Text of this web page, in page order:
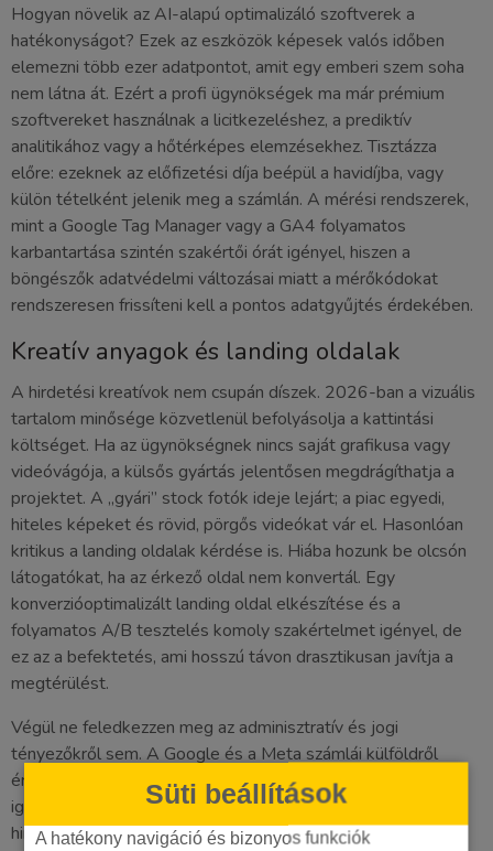
Süti beállítások
A hatékony navigáció és bizonyos funkciók
Hogyan növelik az AI-alapú optimalizáló szoftverek a
hatékonyságot? Ezek az eszközök képesek valós időben
elemezni több ezer adatpontot, amit egy emberi szem soha
nem látna át. Ezért a profi ügynökségek ma már prémium
szoftvereket használnak a licitkezeléshez, a prediktív
analitikához vagy a hőtérképes elemzésekhez. Tisztázza
előre: ezeknek az előfizetési díja beépül a havidíjba, vagy
külön tételként jelenik meg a számlán. A mérési rendszerek,
mint a Google Tag Manager vagy a GA4 folyamatos
karbantartása szintén szakértői órát igényel, hiszen a
böngészők adatvédelmi változásai miatt a mérőkódokat
rendszeresen frissíteni kell a pontos adatgyűjtés érdekében.
Kreatív anyagok és landing oldalak
A hirdetési kreatívok nem csupán díszek. 2026-ban a vizuális
tartalom minősége közvetlenül befolyásolja a kattintási
költséget. Ha az ügynökségnek nincs saját grafikusa vagy
videóvágója, a külsős gyártás jelentősen megdrágíthatja a
projektet. A „gyári” stock fotók ideje lejárt; a piac egyedi,
hiteles képeket és rövid, pörgős videókat vár el. Hasonlóan
kritikus a landing oldalak kérdése is. Hiába hozunk be olcsón
látogatókat, ha az érkező oldal nem konvertál. Egy
konverzióoptimalizált landing oldal elkészítése és a
folyamatos A/B tesztelés komoly szakértelmet igényel, de
ez az a befektetés, ami hosszú távon drasztikusan javítja a
megtérülést.
Végül ne feledkezzen meg az adminisztratív és jogi
tényezőkről sem. A Google és a Meta számlái külföldről
érkeznek, ami speciális ÁFA-elszámolást (fordított adózás)
igényel a könyvelésben. Amiről pedig sokan hallgatnak: a
hirdetési fiókok tulajdonjoga. Mindig ragaszkodjon hozzá,